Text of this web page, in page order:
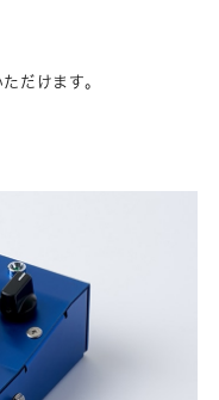
だけます。